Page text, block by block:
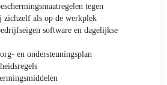
tegen
als op de werkplek
software en dagelijkse
en ondersteuningsplan